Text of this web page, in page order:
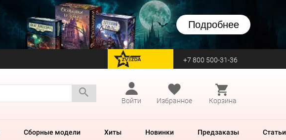
Подробнее
перейти на Zvezda +7 800 500-31-36
Войти
Избранное Корзина
Сборные модели Хиты Новинки Предзаказы Статьи